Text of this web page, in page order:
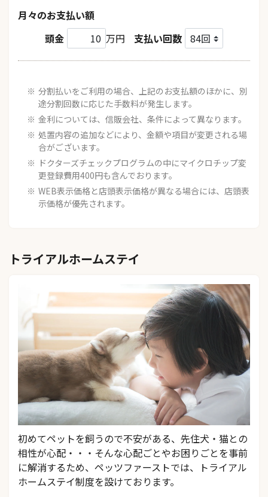
月々のお支払い額
頭金
万円 支払い回数
分割払いをご利用の場合、上記のお支払額のほかに、別
途分割回数に応じた手数料が発生します。
金利については、信販会社、条件によって異なります。
処置内容の追加などにより、金額や項目が変更される場
合がございます。
ドクターズチェックプログラムの中にマイクロチップ変
更登録費用400円も含んでおります。
WEB表示価格と店頭表示価格が異なる場合には、店頭表
示価格が優先されます。
トライアルホームステイ
初めてペットを飼うので不安がある、先住犬・猫との
相性が心配・・・そんな心配ごとやお困りごとを事前
に解消するため、ペッツファーストでは、トライアル
ホームステイ制度を設けております。